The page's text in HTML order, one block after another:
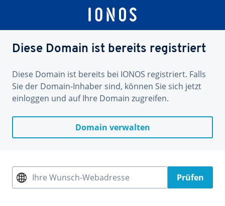
Diese Domain ist bereits registriert
Diese Domain ist bereits bei IONOS registriert. Falls
Sie der Domain-Inhaber sind, können Sie sich jetzt
einloggen und auf Ihre Domain zugreifen.
Domain verwalten
Ihre Wunsch-Webadresse Prüfen